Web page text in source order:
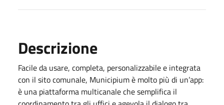
Descrizione
Facile da usare, completa, personalizzabile e integrata
con il sito comunale, Municipium è molto più di un’app:
è una piattaforma multicanale che semplifica il